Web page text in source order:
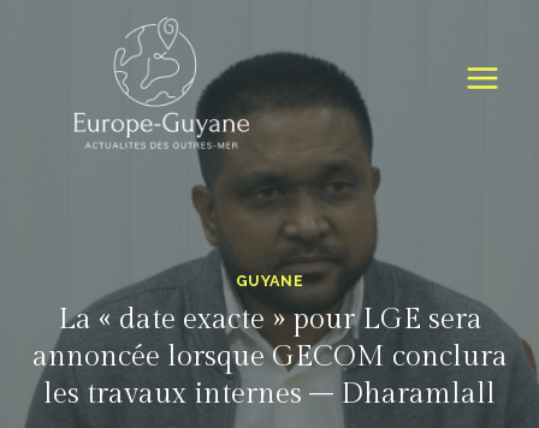
GUYANE
La « date exacte » pour LGE sera
annoncée lorsque GECOM conclura
les travaux internes – Dharamlall